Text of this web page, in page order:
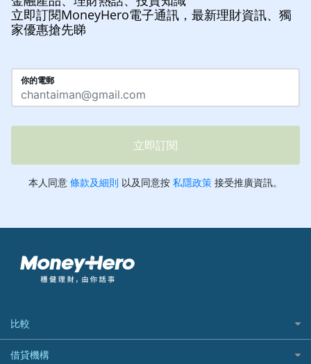
立即訂閱MoneyHero電子通訊，最新理財資訊、獨
家優惠搶先睇
比較
私人貸款比較
借貸機構